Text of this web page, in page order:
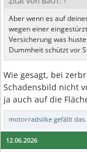
Aber wenn es auf
wegen einer
Versicherung was
Dummheit schützt vor
Wie gesagt, bei
Schadensbild nicht
ja auch auf die
motorradsilke gefällt das.
12.06.2026